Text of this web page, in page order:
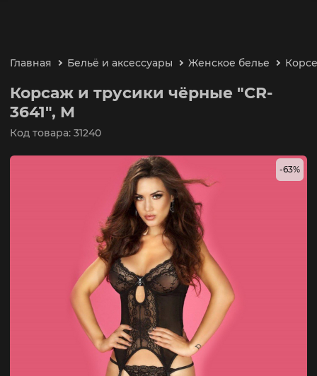
Главная Бельё и аксессуары Женское белье
Корсаж и трусики чёрные "CR-
3641", M
Код товара: 31240
-63%